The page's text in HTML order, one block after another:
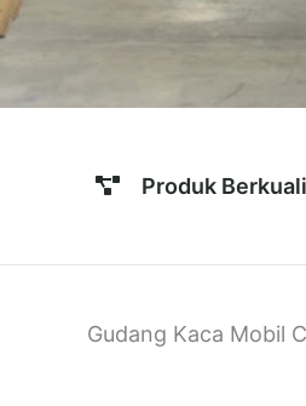
Produk
Gudang Kaca Mobil